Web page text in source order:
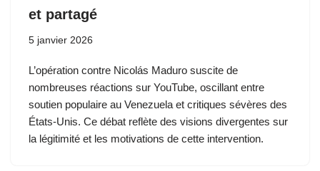
et partagé
5 janvier 2026
L’opération contre Nicolás Maduro suscite de
nombreuses réactions sur YouTube, oscillant entre
soutien populaire au Venezuela et critiques sévères des
États-Unis. Ce débat reflète des visions divergentes sur
la légitimité et les motivations de cette intervention.